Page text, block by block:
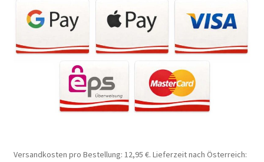
Versandkosten pro Bestellung: 12,95 €. Lieferzeit nach Österreich: